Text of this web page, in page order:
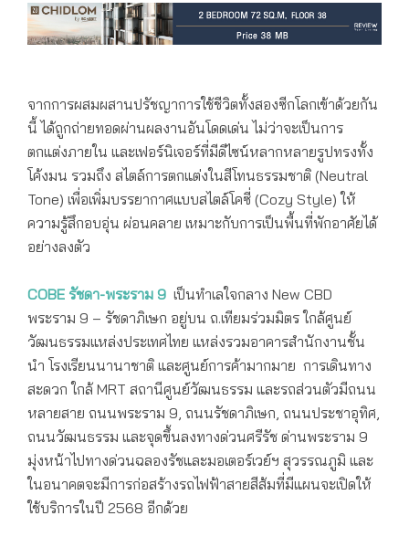
จากการผสมผสานปรัชญาการใช้ชีวิตทั้งสองซีกโลกเข้าด้วยกัน
นี้ ได้ถูกถ่ายทอดผ่านผลงานอันโดดเด่น ไม่ว่าจะเป็นการ
ตกแต่งภายใน และเฟอร์นิเจอร์ที่มีดีไซน์หลากหลายรูปทรงทั้ง
โค้งมน รวมถึง สไตล์การตกแต่งในสีโทนธรรมชาติ (Neutral
Tone) เพื่อเพิ่มบรรยากาศแบบสไตล์โคซี่ (Cozy Style) ให้
ความรู้สึกอบอุ่น ผ่อนคลาย เหมาะกับการเป็นพื้นที่พักอาศัยได้
อย่างลงตัว
COBE รัชดา-พระราม 9 เป็นทำเลใจกลาง New CBD
พระราม 9 – รัชดาภิเษก อยู่บน ถ.เทียมร่วมมิตร ใกล้ศูนย์
วัฒนธรรมแหล่งประเทศไทย แหล่งรวมอาคารสำนักงานชั้น
นำ โรงเรียนนานาชาติ และศูนย์การค้ามากมาย การเดินทาง
สะดวก ใกล้ MRT สถานีศูนย์วัฒนธรรม และรถส่วนตัวมีถนน
หลายสาย ถนนพระราม 9, ถนนรัชดาภิเษก, ถนนประชาอุทิศ,
ถนนวัฒนธรรม และจุดขึ้นลงทางด่วนศรีรัช ด่านพระราม 9
มุ่งหน้าไปทางด่วนฉลองรัชและมอเตอร์เวย์ฯ สุวรรณภูมิ และ
ในอนาคตจะมีการก่อสร้างรถไฟฟ้าสายสีส้มที่มีแผนจะเปิดให้
ใช้บริการในปี 2568 อีกด้วย